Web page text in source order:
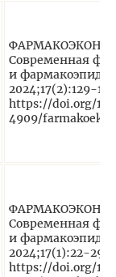
Современная
и
2024;17(2):129-
https://doi.org/
4909/
Современная
и
2024;17(1):22-29.
https://doi.org/